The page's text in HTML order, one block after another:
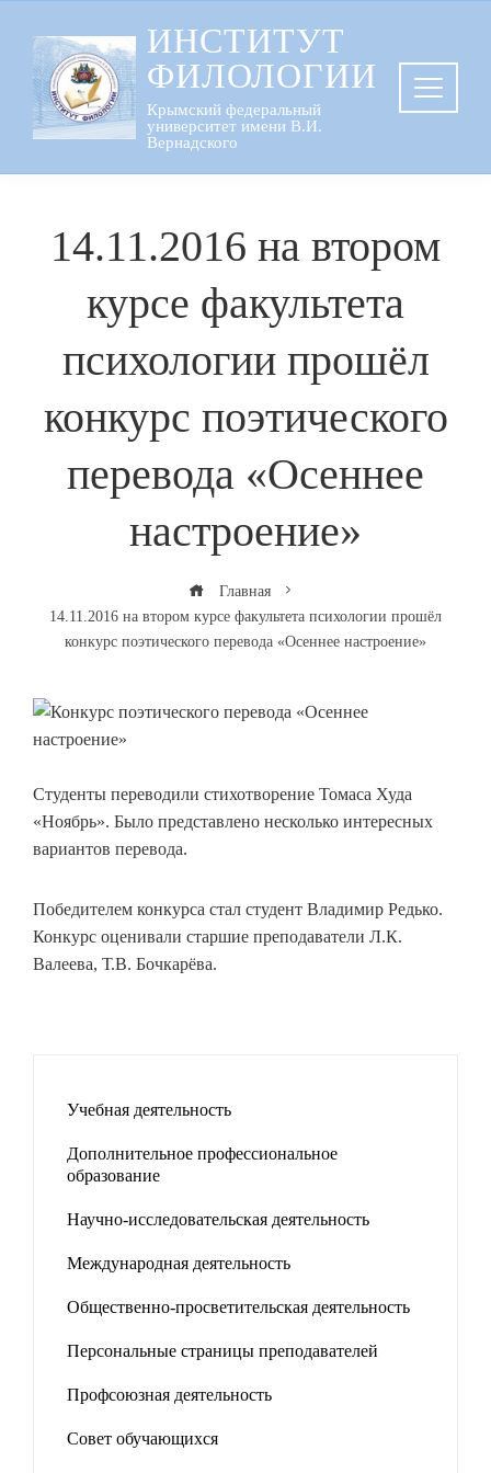
содержанию
ИНСТИТУТ
ФИЛОЛОГИИ
Крымский федеральный
университет имени В.И.
Вернадского
14.11.2016 на втором
курсе факультета
психологии прошёл
конкурс поэтического
перевода «Осеннее
настроение»
Главная
14.11.2016 на втором курсе факультета психологии прошёл
конкурс поэтического перевода «Осеннее настроение»
Студенты переводили стихотворение Томаса Худа
«Ноябрь». Было представлено несколько интересных
вариантов перевода.
Победителем конкурса стал студент Владимир Редько.
Конкурс оценивали старшие преподаватели Л.К.
Валеева, Т.В. Бочкарёва.
Учебная деятельность
Дополнительное профессиональное
образование
Научно-исследовательская деятельность
Международная деятельность
Общественно-просветительская деятельность
Персональные страницы преподавателей
Профсоюзная деятельность
Совет обучающихся